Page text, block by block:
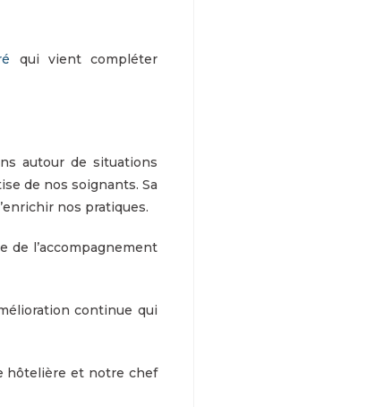
qui vient compléter
autour de situations
de nos soignants. Sa
nos pratiques.
de l’accompagnement
continue qui
hôtelière et notre chef